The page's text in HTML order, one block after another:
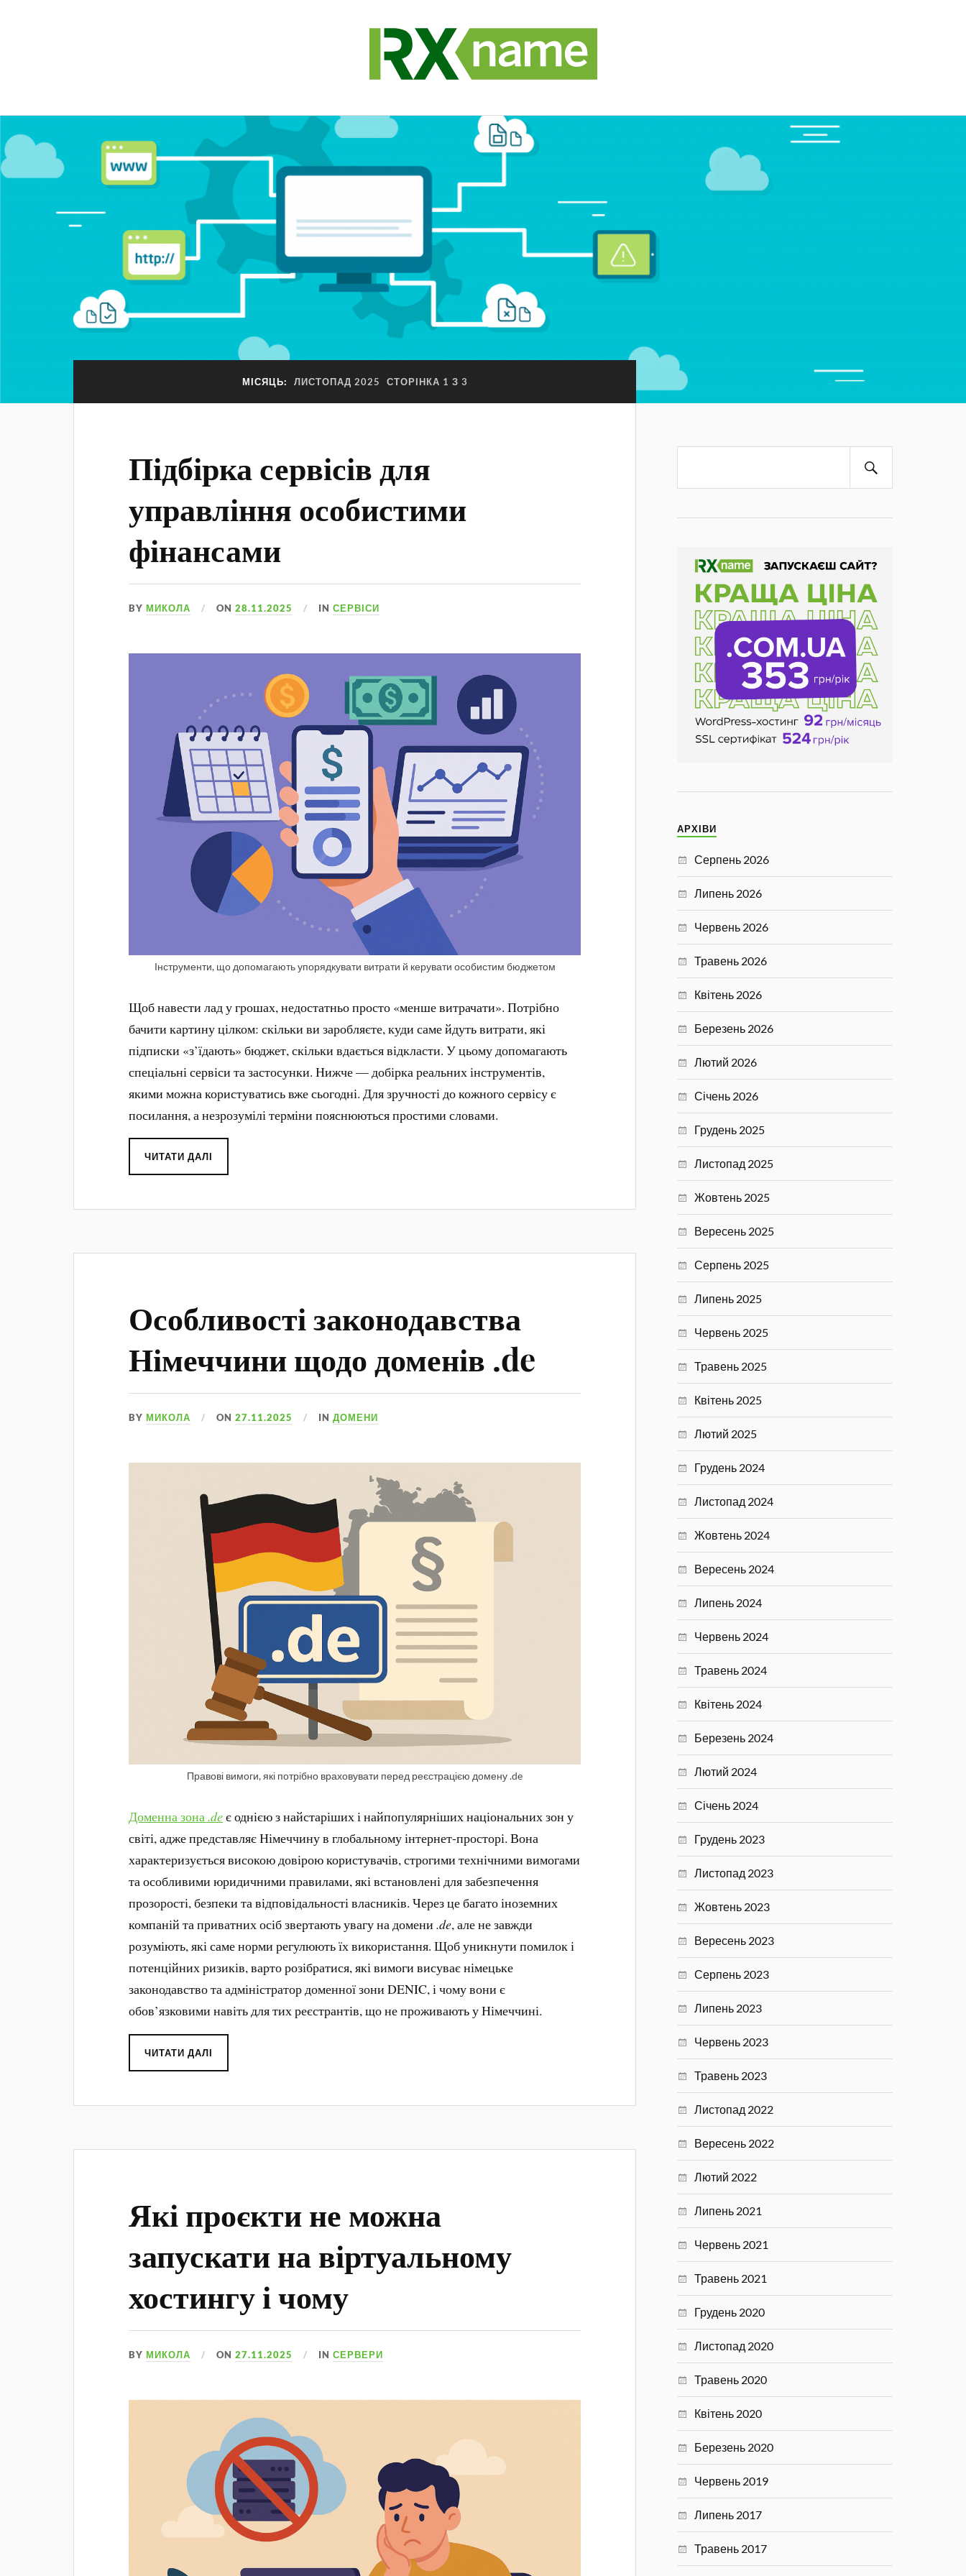
МІСЯЦЬ: ЛИСТОПАД 2025 СТОРІНКА 1 З 3
Підбірка сервісів для
управління особистими
фінансами
BYМИКОЛА ON28.11.2025 INСЕРВІСИ
Інструменти, що допомагають упорядкувати витрати й керувати особистим бюджетом
Щоб навести лад у грошах, недостатньо просто «менше витрачати». Потрібно
бачити картину цілком: скільки ви заробляєте, куди саме йдуть витрати, які
підписки «з’їдають» бюджет, скільки вдається відкласти. У цьому допомагають
спеціальні сервіси та застосунки. Нижче — добірка реальних інструментів,
якими можна користуватись вже сьогодні. Для зручності до кожного сервісу є
посилання, а незрозумілі терміни пояснюються простими словами.
ЧИТАТИ ДАЛІ
Особливості законодавства
Німеччини щодо доменів .de
BYМИКОЛА ON27.11.2025 INДОМЕНИ
Правові вимоги, які потрібно враховувати перед реєстрацією домену .de
Доменна зона.deє однією з найстаріших і найпопулярніших національних зон у
світі, адже представляє Німеччину в глобальному інтернет-просторі. Вона
характеризується високою довірою користувачів, строгими технічними вимогами
та особливими юридичними правилами, які встановлені для забезпечення
прозорості, безпеки та відповідальності власників. Через це багато іноземних
компаній та приватних осіб звертають увагу на домени.de, але не завжди
розуміють, які саме норми регулюють їх використання. Щоб уникнути помилок і
потенційних ризиків, варто розібратися, які вимоги висуває німецьке
законодавство та адміністратор доменної зони DENIC, і чому вони є
обов’язковими навіть для тих реєстрантів, що не проживають у Німеччині.
ЧИТАТИ ДАЛІ
Які проєкти не можна
запускати на віртуальному
хостингу і чому
BYМИКОЛА ON27.11.2025 INСЕРВЕРИ
АРХІВИ
Серпень 2026
Липень 2026
Червень 2026
Травень 2026
Квітень 2026
Березень 2026
Лютий 2026
Січень 2026
Грудень 2025
Листопад 2025
Жовтень 2025
Вересень 2025
Серпень 2025
Липень 2025
Червень 2025
Травень 2025
Квітень 2025
Лютий 2025
Грудень 2024
Листопад 2024
Жовтень 2024
Вересень 2024
Липень 2024
Червень 2024
Травень 2024
Квітень 2024
Березень 2024
Лютий 2024
Січень 2024
Грудень 2023
Листопад 2023
Жовтень 2023
Вересень 2023
Серпень 2023
Липень 2023
Червень 2023
Травень 2023
Листопад 2022
Вересень 2022
Лютий 2022
Липень 2021
Червень 2021
Травень 2021
Грудень 2020
Листопад 2020
Травень 2020
Квітень 2020
Березень 2020
Червень 2019
Липень 2017
Травень 2017